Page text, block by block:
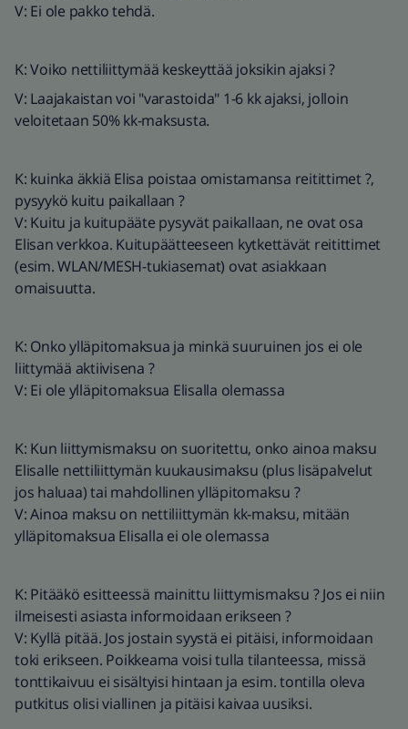
V: Ei ole pakko tehdä.
K: Voiko nettiliittymää keskeyttää joksikin ajaksi ?
V: Laajakaistan voi "varastoida" 1-6 kk ajaksi, jolloin
veloitetaan 50% kk-maksusta.
K: kuinka äkkiä Elisa poistaa omistamansa reitittimet ?,
pysyykö kuitu paikallaan ?
V: Kuitu ja kuitupääte pysyvät paikallaan, ne ovat osa
Elisan verkkoa. Kuitupäätteeseen kytkettävät reitittimet
(esim. WLAN/MESH-tukiasemat) ovat asiakkaan
omaisuutta.
K: Onko ylläpitomaksua ja minkä suuruinen jos ei ole
liittymää aktiivisena ?
V: Ei ole ylläpitomaksua Elisalla olemassa
K: Kun liittymismaksu on suoritettu, onko ainoa maksu
Elisalle nettiliittymän kuukausimaksu (plus lisäpalvelut
jos haluaa) tai mahdollinen ylläpitomaksu ?
V: Ainoa maksu on nettiliittymän kk-maksu, mitään
ylläpitomaksua Elisalla ei ole olemassa
K: Pitääkö esitteessä mainittu liittymismaksu ? Jos ei niin
ilmeisesti asiasta informoidaan erikseen ?
V: Kyllä pitää. Jos jostain syystä ei pitäisi, informoidaan
toki erikseen. Poikkeama voisi tulla tilanteessa, missä
tonttikaivuu ei sisältyisi hintaan ja esim. tontilla oleva
putkitus olisi viallinen ja pitäisi kaivaa uusiksi.